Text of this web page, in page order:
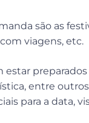
são as
viagens, etc.
entre
para a data,